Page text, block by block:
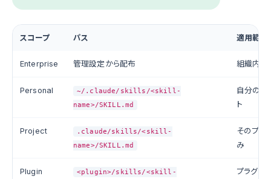
スコープ パス 適用範囲
Enterprise 管理設定から配布 組織内の
Personal
~/.claude/skills/<skill-
name>/SKILL.md
自分の全
ト
Project
.claude/skills/<skill-
name>/SKILL.md
そのプロ
み
Plugin <plugin>/skills/<skill- プラグイ